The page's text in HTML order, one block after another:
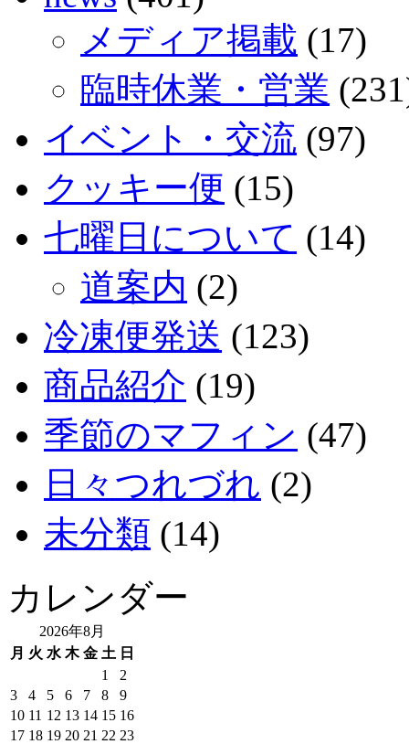
メディア掲載 (17)
臨時休業・営業
イベント・交流 (97)
クッキー便 (15)
七曜日について (14)
道案内 (2)
冷凍便発送 (123)
商品紹介 (19)
季節のマフィン (47)
日々つれづれ (2)
未分類 (14)
カレンダー
2026年8月
月 火 水 木 金 土 日
1
2
3
4 5 6 7 8
9
10 11 12 13 14 15 16
17 18 19 20 21 22 23